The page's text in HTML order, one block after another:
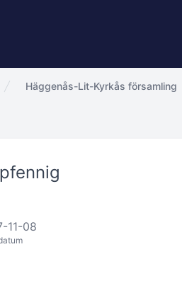
Häggenås-Lit-Kyrkås församling
11-08